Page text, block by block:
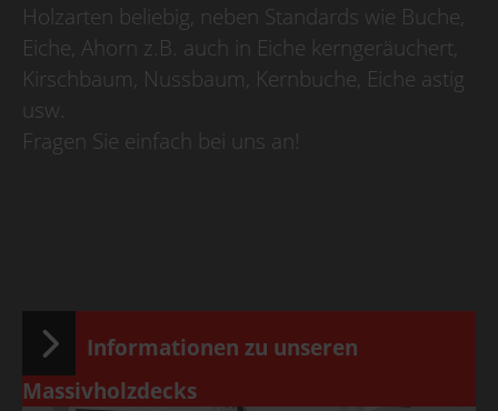
Holzarten beliebig, neben Standards wie Buche,
Eiche, Ahorn z.B. auch in Eiche kerngeräuchert,
Kirschbaum, Nussbaum, Kernbuche, Eiche astig
usw.
Fragen Sie einfach bei uns an!
Informationen zu unseren
Massivholzdecks